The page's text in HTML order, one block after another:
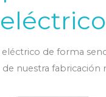
eléctrico
de forma
de nuestra fabricación